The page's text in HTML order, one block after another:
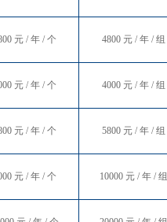
元 / 年 / 个 4800 元 / 年 / 组
元 / 年 / 个 4000 元 / 年 / 组
元 / 年 / 个 5800 元 / 年 / 组
元 / 年 / 个 10000 元 / 年 / 组